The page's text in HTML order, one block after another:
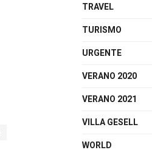
TRAVEL
TURISMO
URGENTE
VERANO 2020
VERANO 2021
VILLA GESELL
WORLD